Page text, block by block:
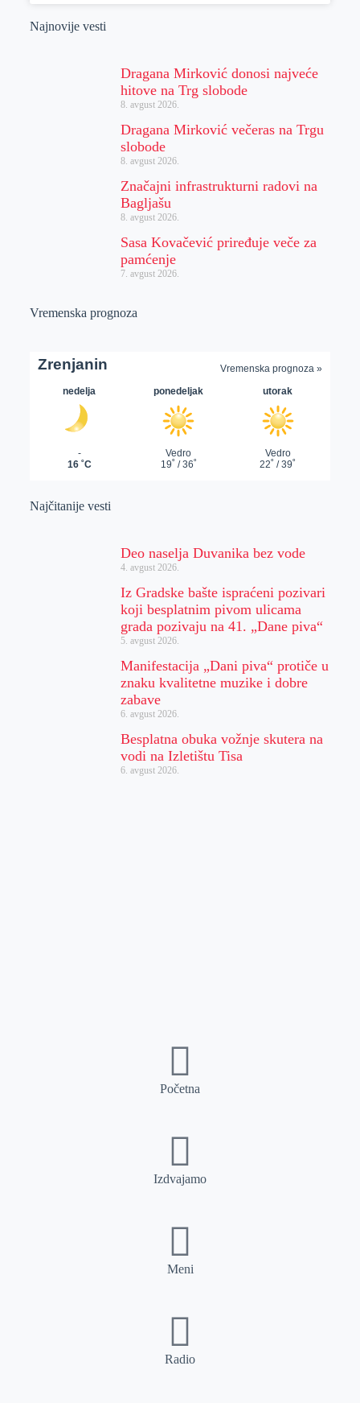
Najnovije vesti
Dragana Mirković donosi najveće
hitove na Trg slobode
8. avgust 2026.
Dragana Mirković večeras na Trgu
slobode
8. avgust 2026.
Značajni infrastrukturni radovi na
Bagljašu
8. avgust 2026.
Sasa Kovačević priređuje veče za
pamćenje
7. avgust 2026.
Vremenska prognoza
Najčitanije vesti
Deo naselja Duvanika bez vode
4. avgust 2026.
Iz Gradske bašte ispraćeni pozivari
koji besplatnim pivom ulicama
grada pozivaju na 41. „Dane piva“
5. avgust 2026.
Manifestacija „Dani piva“ protiče u
znaku kvalitetne muzike i dobre
zabave
6. avgust 2026.
Besplatna obuka vožnje skutera na
vodi na Izletištu Tisa
6. avgust 2026.
Početna
Izdvajamo
Meni
Radio